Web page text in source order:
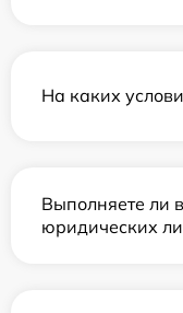
На каких
Выполняете ли
юридических